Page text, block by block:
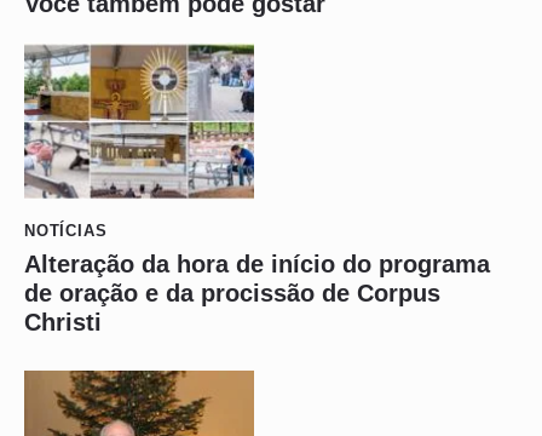
NOTÍCIAS
Alteração da hora de início do programa
de oração e da procissão de Corpus
Christi